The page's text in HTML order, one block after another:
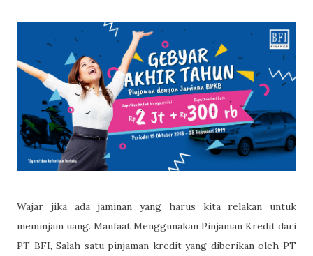
Wajar jika ada jaminan yang harus kita relakan untuk
meminjam uang. Manfaat Menggunakan Pinjaman Kredit dari
PT BFI, Salah satu pinjaman kredit yang diberikan oleh PT